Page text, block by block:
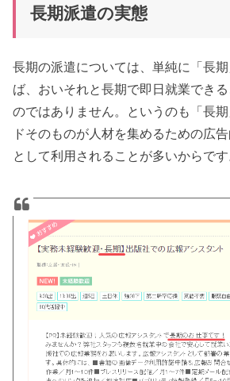
長期派遣の実態
長期の派遣については、単純に「長
ば、おいそれと長期で即日就業でき
のではありません。というのも「長
ドそのものが人材を集めるための広
として利用されることが多いからです